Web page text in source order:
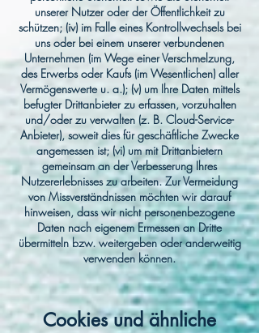
unserer Nutzer oder der Öffentlichkeit zu
schützen; (iv) im Falle eines Kontrollwechsels bei
uns oder bei einem unserer verbundenen
Unternehmen (im Wege einer Verschmelzung,
des Erwerbs oder Kaufs (im Wesentlichen) aller
Vermögenswerte u. a.); (v) um Ihre Daten mittels
befugter Drittanbieter zu erfassen, vorzuhalten
und/oder zu verwalten (z. B. Cloud-Service-
Anbieter), soweit dies für geschäftliche Zwecke
angemessen ist; (vi) um mit Drittanbietern
gemeinsam an der Verbesserung Ihres
Nutzererlebnisses zu arbeiten. Zur Vermeidung
von Missverständnissen möchten wir darauf
hinweisen, dass wir nicht personenbezogene
Daten nach eigenem Ermessen an Dritte
übermitteln bzw. weitergeben oder anderweitig
verwenden können.
Cookies und ähnliche